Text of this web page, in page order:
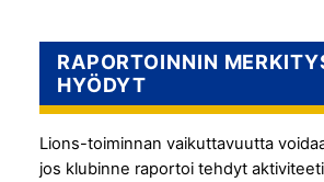
RAPORTOINNIN
HYÖDYT
Lions-toiminnan vaikuttavuutta
jos klubinne raportoi tehdyt